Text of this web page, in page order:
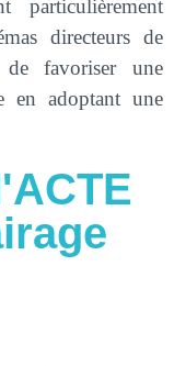
particulièrement
directeurs de
favoriser une
en adoptant une